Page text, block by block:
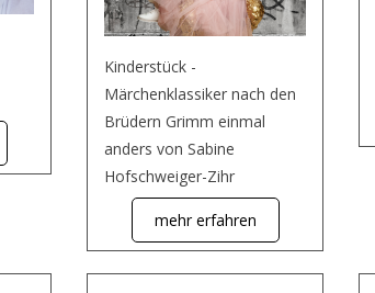
Kinderstück -
Märchenklassiker nach den
Brüdern Grimm einmal
anders von Sabine
Hofschweiger-Zihr
mehr erfahren